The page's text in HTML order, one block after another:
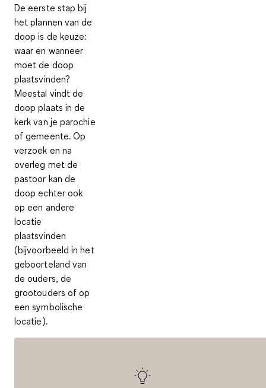
De eerste stap bij
het plannen van de
doop is de keuze:
waar en wanneer
moet de doop
plaatsvinden?
Meestal vindt de
doop plaats in de
kerk van je parochie
of gemeente. Op
verzoek en na
overleg met de
pastoor kan de
doop echter ook
op een andere
locatie
plaatsvinden
(bijvoorbeeld in het
geboorteland van
de ouders, de
grootouders of op
een symbolische
locatie).